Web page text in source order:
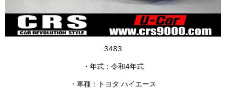
3483
・年式：令和4年式
・車種：トヨタ ハイエース